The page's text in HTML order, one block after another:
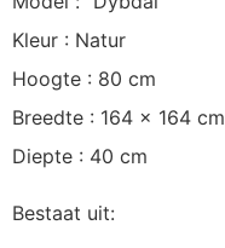
Kleur : Natur
Hoogte : 80 cm
Breedte : 164 x 164 cm
Diepte : 40 cm
Bestaat uit: